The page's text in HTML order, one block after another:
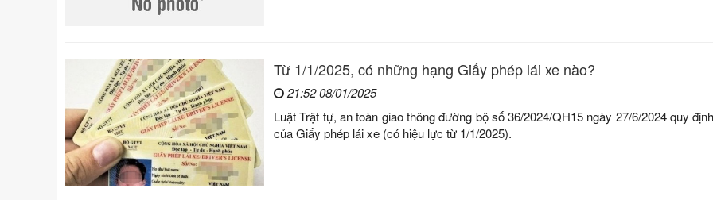
Từ 1/1/2025, có những hạng Giấy phép lái xe nào?
21:52 08/01/2025
Luật Trật tự, an toàn giao thông đường bộ số 36/2024/QH15 ngày 27/6/2024 quy
của Giấy phép lái xe (có hiệu lực từ 1/1/2025).